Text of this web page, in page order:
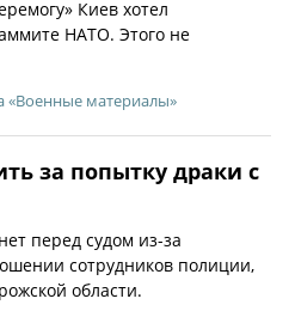
Киев хотел
НАТО. Этого не
«Военные материалы»
за попытку драки с
перед судом из-за
сотрудников полиции,
области.